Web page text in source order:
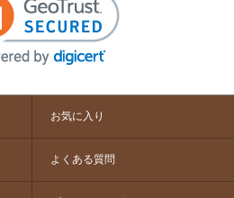
お気に入り
よくある質問